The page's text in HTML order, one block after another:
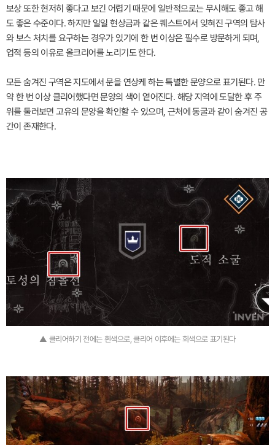
보상 또한 현저히 좋다고 보긴 어렵기 때문에 일반적으로는 무시해도 좋고 해
도 좋은 수준이다. 하지만 일일 현상금과 같은 퀘스트에서 잊혀진 구역의 탐사
와 보스 처치를 요구하는 경우가 있기에 한 번 이상은 필수로 방문하게 되며,
업적 등의 이유로 올크리어를 노리기도 한다.
모든 숨겨진 구역은 지도에서 문을 연상케 하는 특별한 문양으로 표기된다. 만
약 한 번 이상 클리어했다면 문양의 색이 옅어진다. 해당 지역에 도달한 후 주
위를 둘러보면 고유의 문양을 확인할 수 있으며, 근처에 동굴과 같이 숨겨진 공
간이 존재한다.
▲ 클리어하기 전에는 흰색으로, 클리어 이후에는 회색으로 표기된다